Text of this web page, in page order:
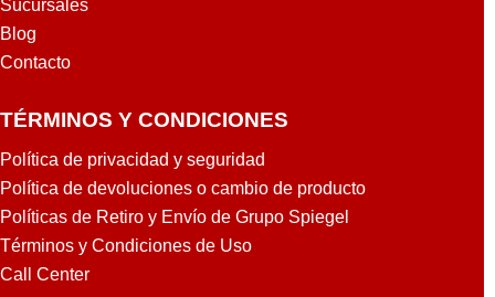
N
H
R
I
N
W
L
L
W
L
L
A
M
S
T
Sucursales
Blog
Contacto
TÉRMINOS Y CONDICIONES
Política de privacidad y seguridad
Política de devoluciones o cambio de producto
Políticas de Retiro y Envío de Grupo Spiegel
Términos y Condiciones de Uso
Call Center